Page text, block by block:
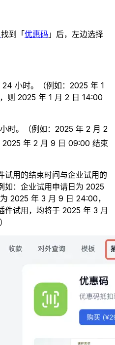
找到「优惠码 」后，左边选择
小时。（例如：2025 年 1
则 2025 年 1 月 2 日 14:00
时。（例如：2025 年 2 月 2
2025 年 2 月 9 日 09:00 结束
试用的结束时间与企业试用的
如：企业试用申请日为 2025
2025 年 3 月 9 日 24:00，
件试用，均将于 2025 年 3 月